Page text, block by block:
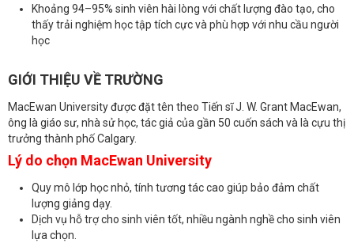
Khoảng 94–95% sinh viên hài lòng với chất lượng đào tạo, cho
thấy trải nghiệm học tập tích cực và phù hợp với nhu cầu người
học
GIỚI THIỆU VỀ TRƯỜNG
MacEwan University được đặt tên theo Tiến sĩ J. W. Grant MacEwan,
ông là giáo sư, nhà sử học, tác giả của gần 50 cuốn sách và là cựu thị
trưởng thành phố Calgary.
Lý do chọn MacEwan University
Quy mô lớp học nhỏ, tính tương tác cao giúp bảo đảm chất
lượng giảng dạy.
Dịch vụ hỗ trợ cho sinh viên tốt, nhiều ngành nghề cho sinh viên
lựa chọn.